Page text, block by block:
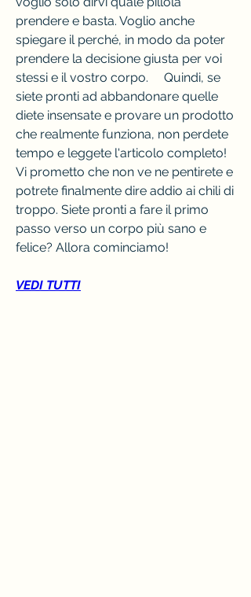
prendere e basta. Voglio anche
spiegare il perché, in modo da poter
prendere la decisione giusta per voi
stessi e il vostro corpo.     Quindi, se
siete pronti ad abbandonare quelle
diete insensate e provare un prodotto
che realmente funziona, non perdete
tempo e leggete l'articolo completo!
Vi prometto che non ve ne pentirete e
potrete finalmente dire addio ai chili di
troppo. Siete pronti a fare il primo
passo verso un corpo più sano e
felice? Allora cominciamo!
VEDI TUTTI